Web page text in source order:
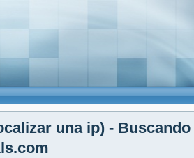
una ip) - Buscando